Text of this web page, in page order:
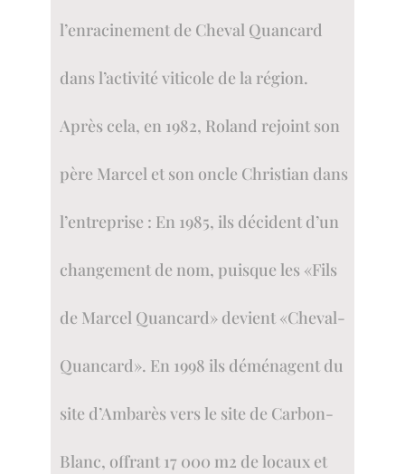
l’enracinement de Cheval Quancard
dans l’activité viticole de la région.
Après cela, en 1982, Roland rejoint son
père Marcel et son oncle Christian dans
l’entreprise : En 1985, ils décident d’un
changement de nom, puisque les «Fils
de Marcel Quancard» devient «Cheval-
Quancard». En 1998 ils déménagent du
site d’Ambarès vers le site de Carbon-
Blanc, offrant 17 000 m2 de locaux et